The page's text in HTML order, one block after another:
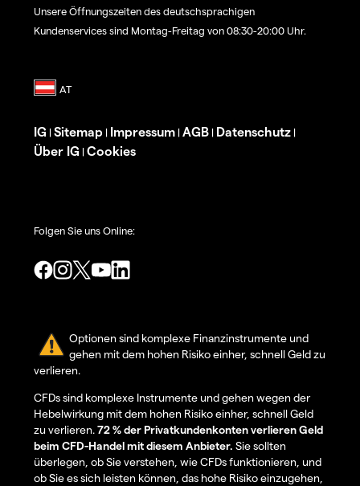
Unsere Öffnungszeiten des deutschsprachigen
Kundenservices sind Montag-Freitag von 08:30-20:00 Uhr.
IG | Sitemap | Impressum | AGB | Datenschutz |
Über IG | Cookies
Folgen Sie uns Online:
Optionen sind komplexe Finanzinstrumente und
gehen mit dem hohen Risiko einher, schnell Geld zu
verlieren.
CFDs sind komplexe Instrumente und gehen wegen der
Hebelwirkung mit dem hohen Risiko einher, schnell Geld
zu verlieren.72 % der Privatkundenkonten verlieren Geld
beim CFD-Handel mit diesem Anbieter. Sie sollten
überlegen, ob Sie verstehen, wie CFDs funktionieren, und
ob Sie es sich leisten können, das hohe Risiko einzugehen,